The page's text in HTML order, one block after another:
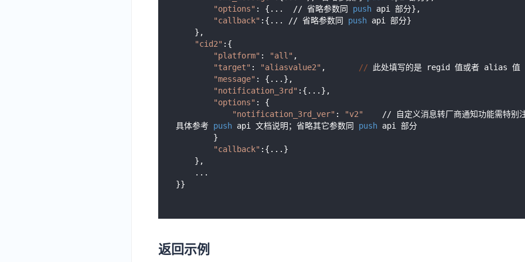
"options" : {...  // 省略参数同 push api 部分},
"callback" :{... // 省略参数同 push api 部分}
"cid2" :{
"platform" : "all" ,
"target" : "aliasvalue2" , // 此处填写的是 regid 值或者 alias 值
"message" : {...},
"notification_3rd" :{...},
"options" : {
"notification_3rd_ver" : "v2"
// 自定义消息转厂商通知功能需特别注
具体参考 push api 文档说明；省略其它参数同 push api 部分
"callback" :{...}
返回示例